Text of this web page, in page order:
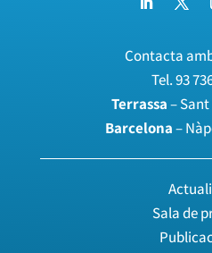
Contacta
Tel.93
Terrassa– Sant
Barcelona–
Sala de